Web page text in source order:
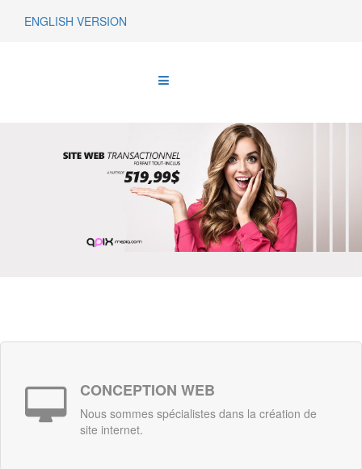
ENGLISH VERSION
CONCEPTION WEB
Nous sommes spécialistes dans la création de
site internet.